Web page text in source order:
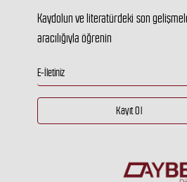
Kaydolun ve literatürdeki son
aracılığıyla öğrenin